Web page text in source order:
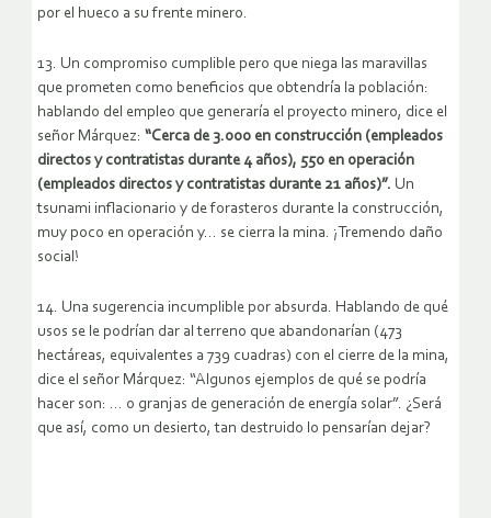
por el hueco a su frente minero.
13. Un compromiso cumplible pero que niega las maravillas
que prometen como beneficios que obtendría la población:
hablando del empleo que generaría el proyecto minero, dice el
señor Márquez: “Cerca de 3.000 en construcción (empleados
directos y contratistas durante 4 años), 550 en operación
(empleados directos y contratistas durante 21 años)”. Un
tsunami inflacionario y de forasteros durante la construcción,
muy poco en operación y… se cierra la mina. ¡Tremendo daño
social!
14. Una sugerencia incumplible por absurda. Hablando de qué
usos se le podrían dar al terreno que abandonarían (473
hectáreas, equivalentes a 739 cuadras) con el cierre de la mina,
dice el señor Márquez: “Algunos ejemplos de qué se podría
hacer son: … o granjas de generación de energía solar”. ¿Será
que así, como un desierto, tan destruido lo pensarían dejar?